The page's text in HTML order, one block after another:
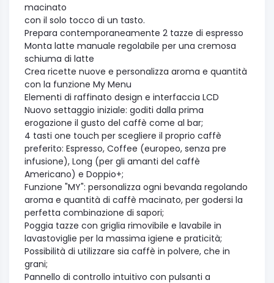
macinato
con il solo tocco di un tasto.
Prepara contemporaneamente 2 tazze di espresso
Monta latte manuale regolabile per una cremosa
schiuma di latte
Crea ricette nuove e personalizza aroma e quantità
con la funzione My Menu
Elementi di raffinato design e interfaccia LCD
Nuovo settaggio iniziale: goditi dalla prima
erogazione il gusto del caffè come al bar;
4 tasti one touch per scegliere il proprio caffè
preferito: Espresso, Coffee (europeo, senza pre
infusione), Long (per gli amanti del caffè
Americano) e Doppio+;
Funzione "MY": personalizza ogni bevanda regolando
aroma e quantità di caffè macinato, per godersi la
perfetta combinazione di sapori;
Poggia tazze con griglia rimovibile e lavabile in
lavastoviglie per la massima igiene e praticità;
Possibilità di utilizzare sia caffè in polvere, che in
grani;
Pannello di controllo intuitivo con pulsanti a